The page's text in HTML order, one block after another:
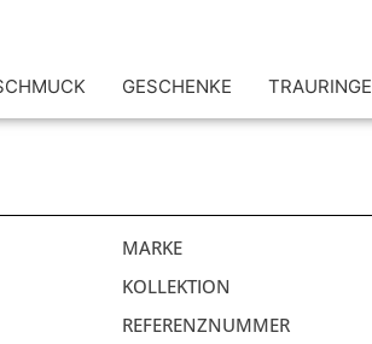
GESCHENKE TRAURINGE
MARKE
KOLLEKTION
REFERENZNUMMER